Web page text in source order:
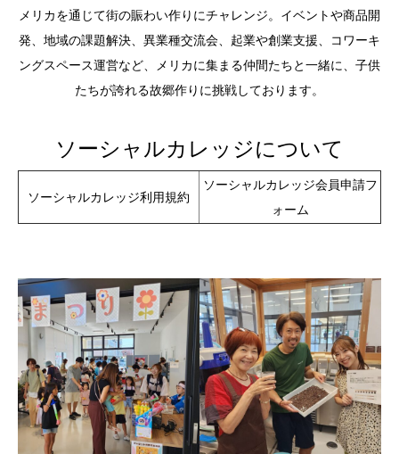
メリカを通じて街の賑わい作りにチャレンジ。イベントや商品開
発、地域の課題解決、異業種交流会、起業や創業支援、コワーキ
ングスペース運営など、メリカに集まる仲間たちと一緒に、子供
たちが誇れる故郷作りに挑戦しております。
ソーシャルカレッジについて
ソーシャルカレッジ利用規約
ソーシャルカレッジ会員申請フ
ォーム